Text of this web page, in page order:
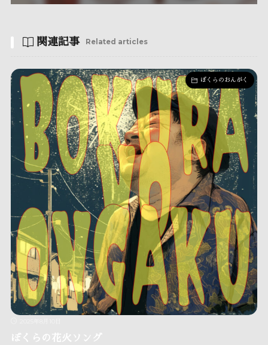
関連記事 Related articles
ぼくらのおんがく
ぼくらの花火ソング